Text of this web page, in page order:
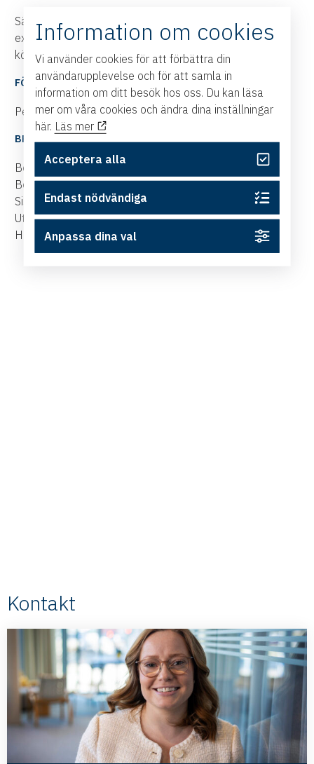
Säljare, inköpare och operativ personal inom import,
export, logistik eller inköp som vill säkra affärer med
köpare i politiskt eller ekonomiskt instabila länder.
FÖRELÄSARE
Peter Hellman,Västsvenska Handelskammaren
BRA ATT VETA
Bokningen är bindande, men platsen kan överlåtas.
Begränsat antal kursdeltagare.
Sista bokningsdag 3 juni 2026.
Utbildningen genomförs i samarbete med Västsvenska
Handelskammaren.
Kontakt
Information om cookies
Vi använder cookies för att förbättra din
användarupplevelse och för att samla in
information om ditt besök hos oss. Du kan läsa
mer om våra cookies och ändra dina inställningar
här. Läs mer
Acceptera alla
Endast nödvändiga
Anpassa dina val